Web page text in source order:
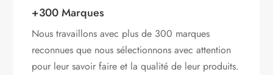
+300 Marques
Nous travaillons avec plus de 300 marques
reconnues que nous sélectionnons avec attention
pour leur savoir faire et la qualité de leur produits.